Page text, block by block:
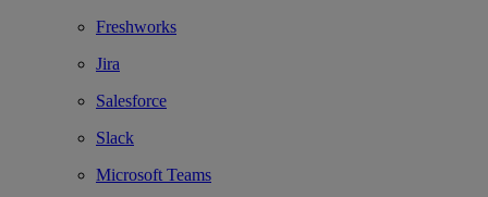
Freshworks
Jira
Salesforce
Slack
Microsoft Teams